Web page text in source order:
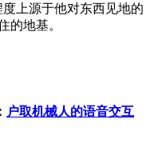
上源于他对东西见地的
的地基。
户取机械人的语音交互